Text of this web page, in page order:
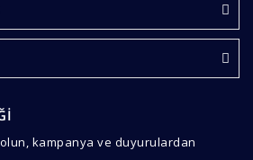
kampanya ve duyurulardan